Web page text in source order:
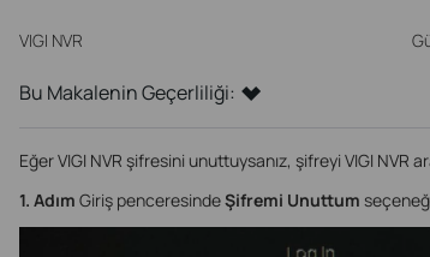
VIGI NVR
Bu Makalenin Geçerliliği:
Eğer VIGI NVR şifresini unuttuysanız, şifreyi VIGI NVR
1. Adım Giriş penceresindeŞifremi Unuttum